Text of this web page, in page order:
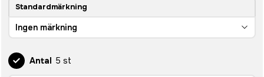
Standardmärkning
Ingen märkning
Antal 5 st